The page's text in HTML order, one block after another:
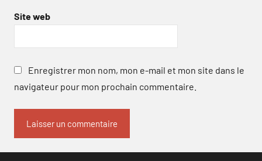
Site web
Enregistrer mon nom, mon e-mail et mon site dans le
navigateur pour mon prochain commentaire.